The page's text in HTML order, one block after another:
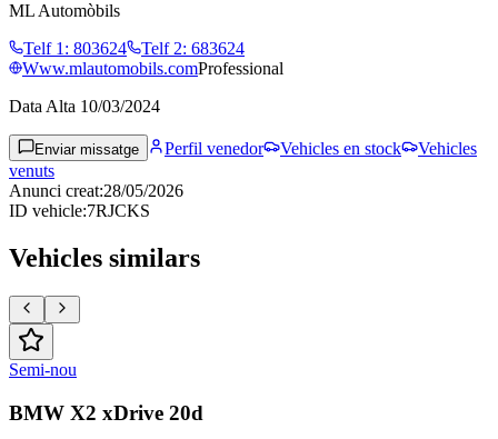
ML Automòbils
Telf 1 : 803624 Telf 2: 683624
Www.mlautomobils.comProfessional
Data Alta 10/03/2024
Enviar missatge Perfil venedor Vehicles en stock
Vehicles
venuts
Anunci creat:28/05/2026
ID vehicle:7RJCKS
Vehicles similars
Semi-nou
BMW X2 xDrive 20d